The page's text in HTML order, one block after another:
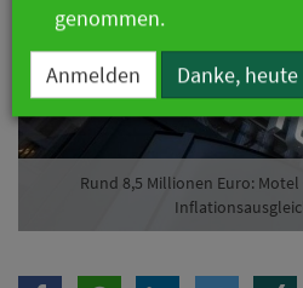
Rund 8,5 Millionen Euro:
Ich habe die
genommen.
Anmelden Danke,